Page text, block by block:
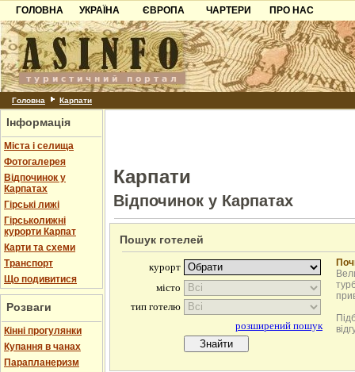
ГОЛОВНА
УКРАЇНА
Карпати
Азов
Причорноморря
Шацьк
ЄВРОПА
Чорногорія
Хорватія
Болгарія
ЧАРТЕРИ
ПРО НАС
Контакти
Партнерам
Додати готель
Головна Карпати
Інформація
Міста і селища
Фотогалерея
Відпочинок у
Карпатах
Гірські лижі
Гірськолижні
курорти Карпат
Карти та схеми
Транспорт
Що подивитися
Розваги
Кінні прогулянки
Купання в чанах
Парапланеризм
Карпати
Відпочинок у Карпатах
Пошук готелей